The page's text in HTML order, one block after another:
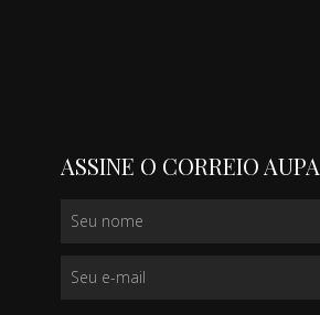
ASSINE O CORREIO AUPA